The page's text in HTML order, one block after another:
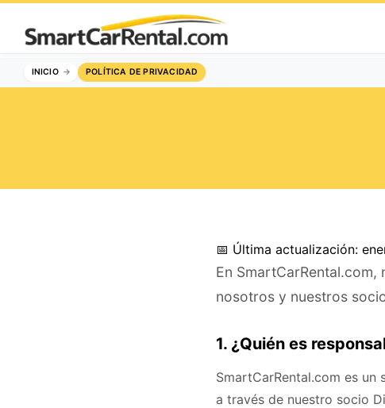
INICIO POLÍTICA DE PRIVACIDAD
📅 Última actualización:
En
nosotros y nuestros
1. ¿Quién es
SmartCarRental.com es
a través de nuestro socio